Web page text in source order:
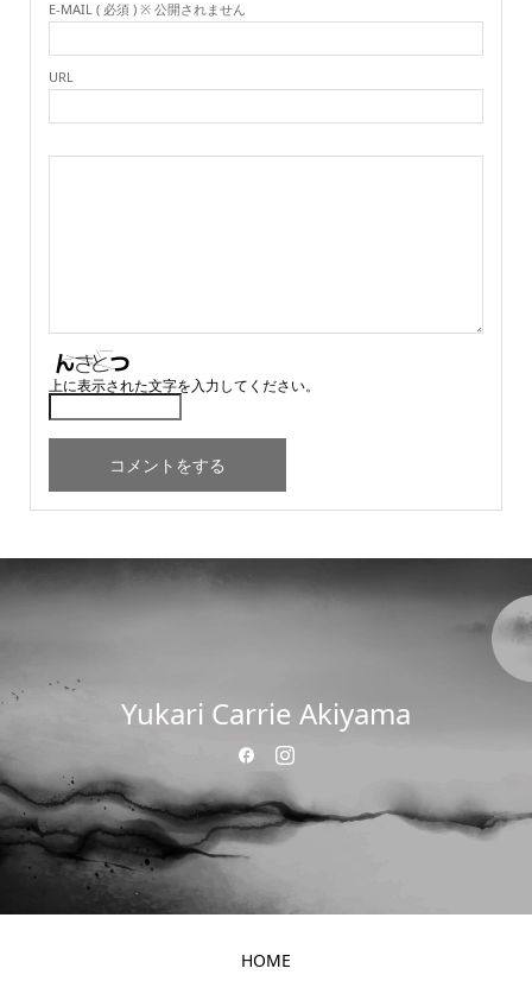
E-MAIL ( 必須 ) ※ 公開されません
URL
上に表示された文字を入力してください。
Yukari Carrie Akiyama
HOME